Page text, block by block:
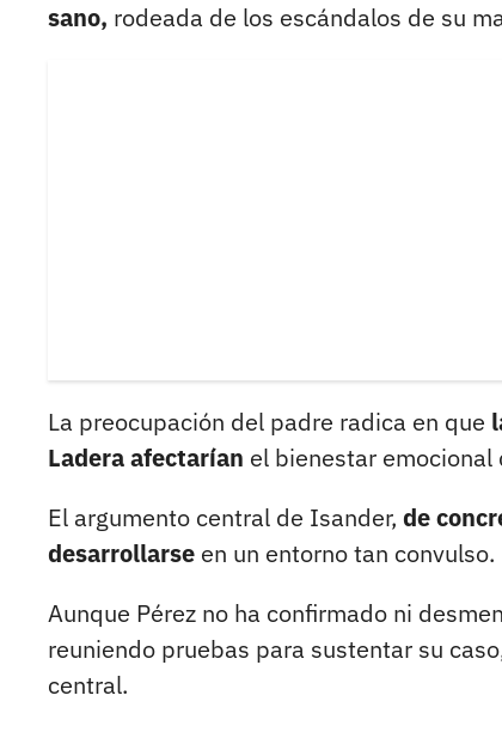
sano, rodeada de los escándalos de su
La preocupación del padre radica en que
Ladera afectarían el bienestar emocional
El argumento central de Isander, de
desarrollarse en un entorno tan convulso.
Aunque Pérez no ha confirmado ni
reuniendo pruebas para sustentar su
central.